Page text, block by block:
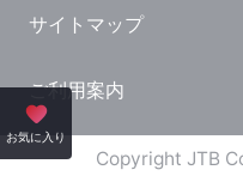
お気に入り
旅行・観光情報
サイトマップ
ご利用案内
Copyright JTB